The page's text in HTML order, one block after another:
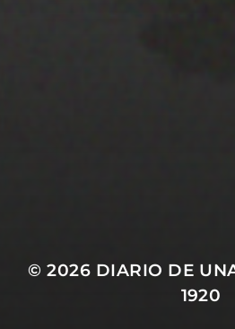
© 2026 DIARIO DE
1920